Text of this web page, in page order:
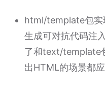
html/template包实
生成可对抗代码注
了和text/template
出HTML的场景都